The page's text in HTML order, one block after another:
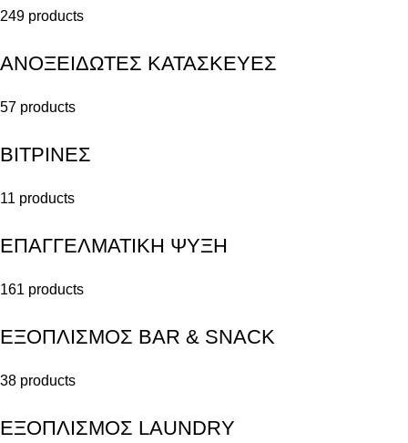
249 products
ΑΝΟΞΕΙΔΩΤΕΣ ΚΑΤΑΣΚΕΥΕΣ
57 products
ΒΙΤΡΙΝΕΣ
11 products
ΕΠΑΓΓΕΛΜΑΤΙΚΗ ΨΥΞΗ
161 products
ΕΞΟΠΛΙΣΜΟΣ BAR & SNACK
38 products
ΕΞΟΠΛΙΣΜΟΣ LAUNDRY